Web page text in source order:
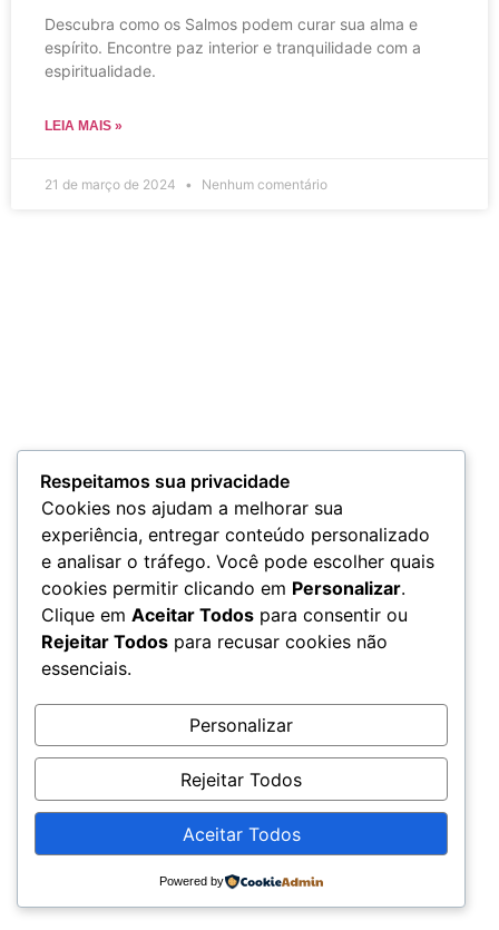
Descubra como os Salmos podem curar sua alma e
espírito. Encontre paz interior e tranquilidade com a
espiritualidade.
LEIA MAIS »
21 de março de 2024 Nenhum comentário
Politicas de Privacidade
Respeitamos sua privacidade
Cookies nos ajudam a melhorar sua
experiência, entregar conteúdo personalizado
e analisar o tráfego. Você pode escolher quais
cookies permitir clicando em Personalizar.
Clique em Aceitar Todos para consentir ou
Rejeitar Todos para recusar cookies não
essenciais.
Personalizar
Rejeitar Todos
Aceitar Todos
Powered by